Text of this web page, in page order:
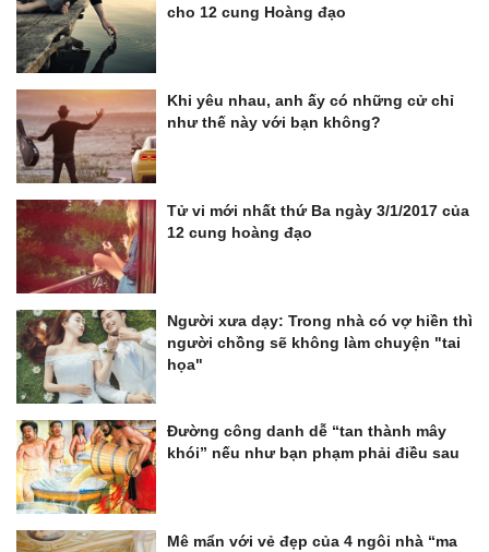
cho 12 cung Hoàng đạo
Khi yêu nhau, anh ấy có những cử chỉ
như thế này với bạn không?
Tử vi mới nhất thứ Ba ngày 3/1/2017 của
12 cung hoàng đạo
Người xưa dạy: Trong nhà có vợ hiền thì
người chồng sẽ không làm chuyện "tai
họa"
Đường công danh dễ “tan thành mây
khói” nếu như bạn phạm phải điều sau
Mê mẩn với vẻ đẹp của 4 ngôi nhà “ma